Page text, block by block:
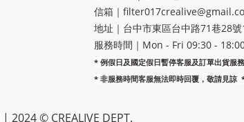
信箱｜
地址｜​台中市東區台中路71巷28
服務時間｜Mon - Fri 09:30 -
* 例假日及國定假日暫停客服及訂單出貨服
* 非服務時間客服無法即時回覆，敬請見諒
2024 © CREALIVE DEPT.